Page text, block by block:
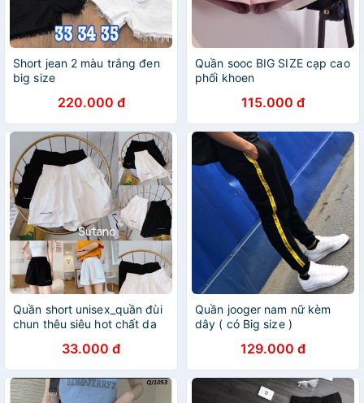
Short jean 2 màu trắng đen
big size
220.000 đ
Quần sooc BIG SIZE cạp cao
phối khoen
115.000 đ
Quần short unisex_quần đùi
chun thêu siêu hot chất da
nhà tiện lợi33.000 đ
Quần jooger nam nữ kèm
dây ( có Big size )
129.000 đ